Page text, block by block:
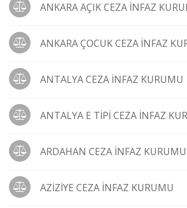
ANKARA AÇIK CEZA İNFAZ
ANKARA ÇOCUK CEZA İNFAZ
ANTALYA CEZA İNFAZ KURUMU
ANTALYA E TİPİ CEZA İNFAZ
ARDAHAN CEZA İNFAZ KURUMU
AZİZİYE CEZA İNFAZ KURUMU